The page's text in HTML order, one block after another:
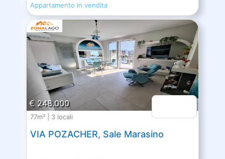
Appartamento in vendita
€ 248.000
77m² | 3 locali
VIA POZACHER, Sale Marasino